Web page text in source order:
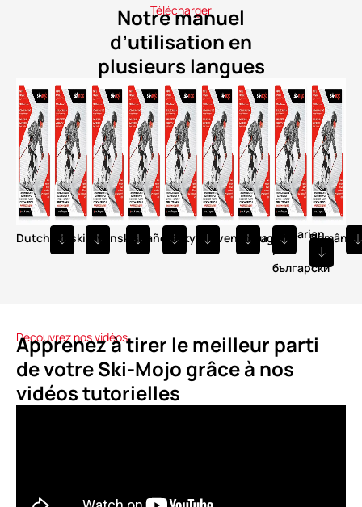
Télécharger
Notre manuel
d’utilisation en
plusieurs langues
Dutch Polski SvenskaEspañol Česky Slovenščina
PortuguêsBulgarian
/
български
Română
Découvrez nos vidéos
Apprenez à tirer le meilleur parti
de votre Ski-Mojo grâce à nos
vidéos tutorielles